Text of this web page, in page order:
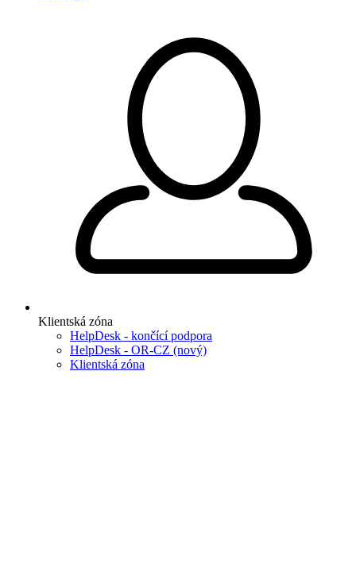
Klientská zóna
HelpDesk - končící podpora
HelpDesk - OR-CZ (nový)
Klientská zóna